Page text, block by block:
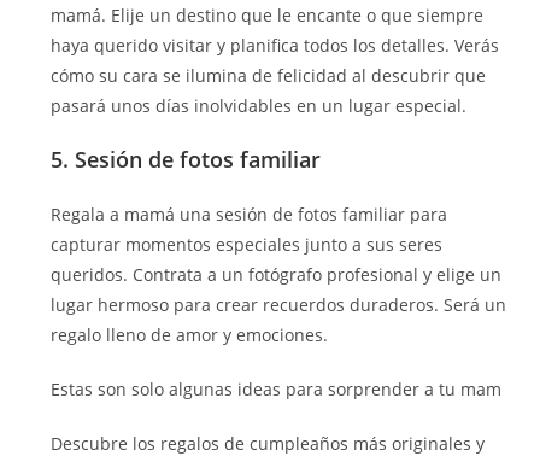
mamá. Elije un destino que le encante o que siempre
haya querido visitar y planifica todos los detalles. Verás
cómo su cara se ilumina de felicidad al descubrir que
pasará unos días inolvidables en un lugar especial.
5. Sesión de fotos familiar
Regala a mamá una sesión de fotos familiar para
capturar momentos especiales junto a sus seres
queridos. Contrata a un fotógrafo profesional y elige un
lugar hermoso para crear recuerdos duraderos. Será un
regalo lleno de amor y emociones.
Estas son solo algunas ideas para sorprender a tu mam
Descubre los regalos de cumpleaños más originales y